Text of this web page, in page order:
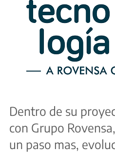
Dentro de su
con Grupo
un paso mas,